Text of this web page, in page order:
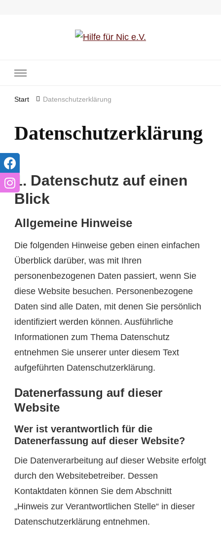
Start Datenschutzerklärung
Datenschutzerklärung
1. Datenschutz auf einen
Blick
Allgemeine Hinweise
Die folgenden Hinweise geben einen einfachen
Überblick darüber, was mit Ihren
personenbezogenen Daten passiert, wenn Sie
diese Website besuchen. Personenbezogene
Daten sind alle Daten, mit denen Sie persönlich
identifiziert werden können. Ausführliche
Informationen zum Thema Datenschutz
entnehmen Sie unserer unter diesem Text
aufgeführten Datenschutzerklärung.
Datenerfassung auf dieser
Website
Wer ist verantwortlich für die
Datenerfassung auf dieser Website?
Die Datenverarbeitung auf dieser Website erfolgt
durch den Websitebetreiber. Dessen
Kontaktdaten können Sie dem Abschnitt
„Hinweis zur Verantwortlichen Stelle“ in dieser
Datenschutzerklärung entnehmen.